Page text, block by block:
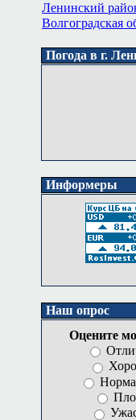
Ленинский
Волгоградская
Погода в г.
Информеры
Наш опрос
Оцените